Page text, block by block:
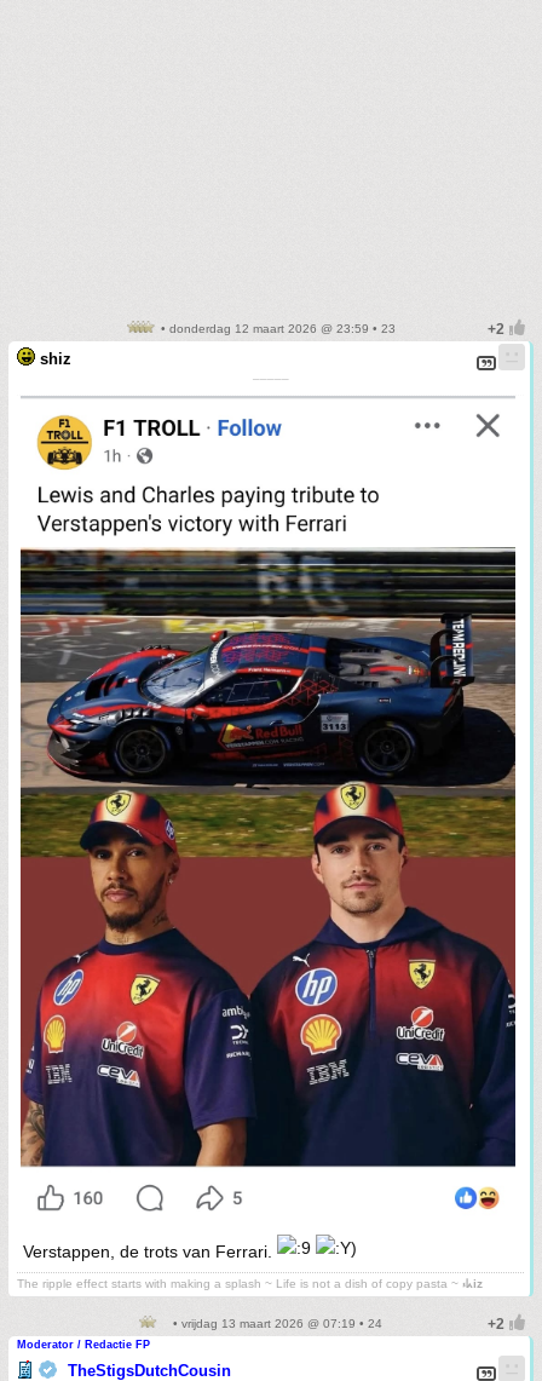
• donderdag 12 maart 2026 @ 23:59 • 23
shiz
Verstappen, de trots van Ferrari.
The ripple effect starts with making a splash ~ Life is not a dish of copy pasta ~ ⳽ᖾiz
• vrijdag 13 maart 2026 @ 07:19 • 24
Moderator / Redactie FP
TheStigsDutchCousin